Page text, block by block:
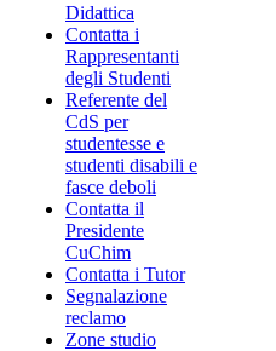
Didattica
Contatta i
Rappresentanti
degli Studenti
Referente del
CdS per
studentesse e
studenti disabili e
fasce deboli
Contatta il
Presidente
CuChim
Contatta i Tutor
Segnalazione
reclamo
Zone studio